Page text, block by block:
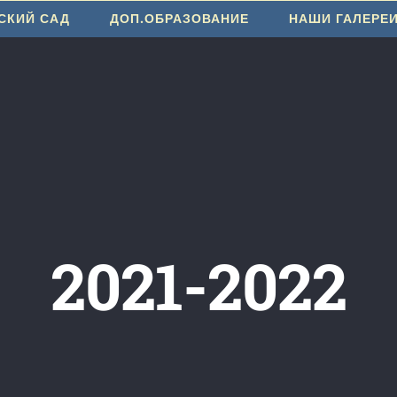
САД ДОП.ОБРАЗОВАНИЕ НАШИ ГАЛЕРЕИ
2021-2022